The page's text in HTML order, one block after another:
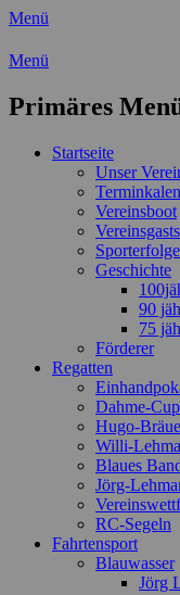
Menü
Menü
Primäres
Zum
Startseite
Unser
Vereinsboot
Sporterfolge
Geschichte
90
75
Förderer
Regatten
Dahme-Cup
Hugo-
Willi-
Blaues
Jörg-
RC-Segeln
Fahrtensport
Blauwasser
Jörg